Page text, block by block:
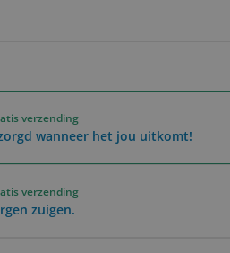
verzending
wanneer het jou uitkomt!
verzending
zuigen.